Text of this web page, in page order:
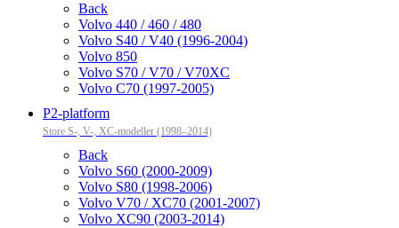
Back
Volvo 440 / 460 / 480
Volvo S40 / V40 (1996-2004)
Volvo 850
Volvo S70 / V70 / V70XC
Volvo C70 (1997-2005)
P2-platform
Store S-, V-, XC-modeller (1998–2014)
Back
Volvo S60 (2000-2009)
Volvo S80 (1998-2006)
Volvo V70 / XC70 (2001-2007)
Volvo XC90 (2003-2014)